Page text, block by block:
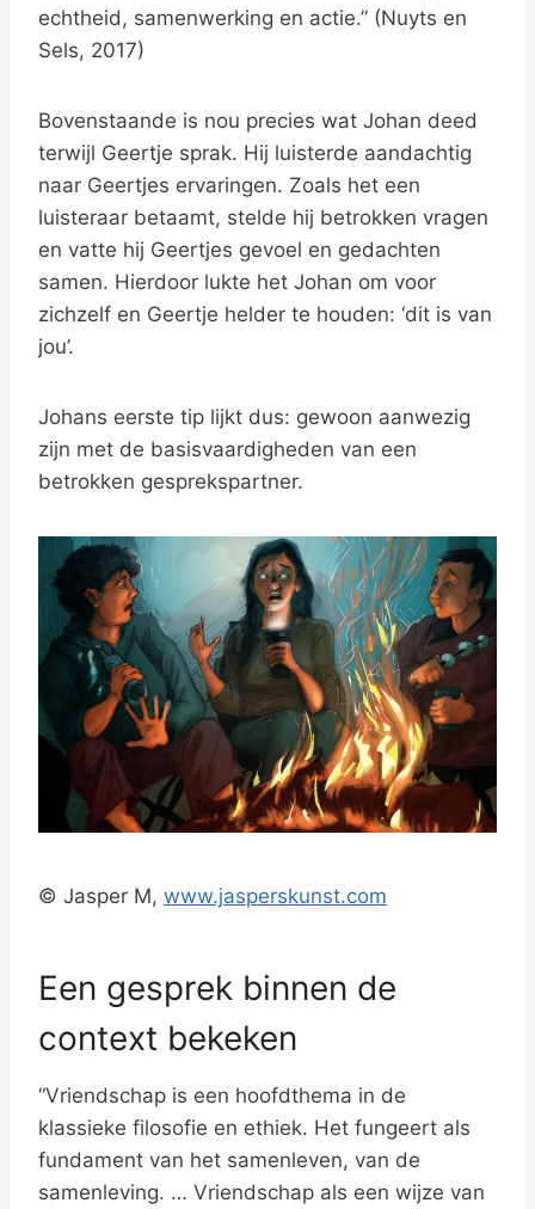
echtheid, samenwerking en actie.” (Nuyts en
Sels, 2017)
Bovenstaande is nou precies wat Johan deed
terwijl Geertje sprak. Hij luisterde aandachtig
naar Geertjes ervaringen. Zoals het een
luisteraar betaamt, stelde hij betrokken vragen
en vatte hij Geertjes gevoel en gedachten
samen. Hierdoor lukte het Johan om voor
zichzelf en Geertje helder te houden: ‘dit is van
jou’.
Johans eerste tip lijkt dus: gewoon aanwezig
zijn met de basisvaardigheden van een
betrokken gesprekspartner.
© Jasper M, www.jasperskunst.com
Een gesprek binnen de
context bekeken
“Vriendschap is een hoofdthema in de
klassieke filosofie en ethiek. Het fungeert als
fundament van het samenleven, van de
samenleving. … Vriendschap als een wijze van